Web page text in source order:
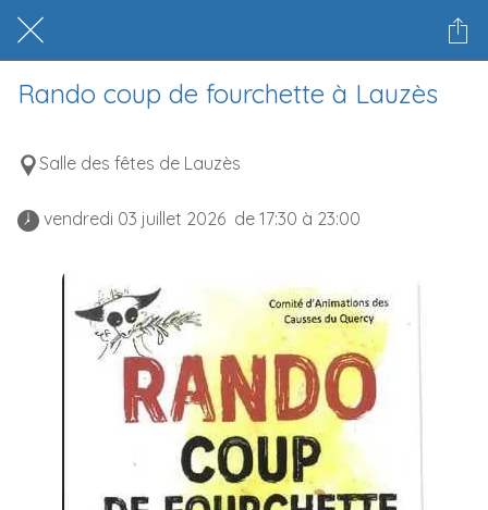
Rando coup de fourchette à Lauzès
Salle des fêtes de Lauzès
vendredi 03 juillet 2026  de 17:30 à 23:00